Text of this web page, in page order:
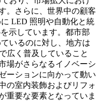
。さらに、世界中の顧客
LED 照明や自動化と統
示しています。都市部
いるのに対し、地方は
広く普及していること
場がさらなるイノベーシ
ーションに向かって動い
の室内装飾およびリフォ
重要な要素となっていま